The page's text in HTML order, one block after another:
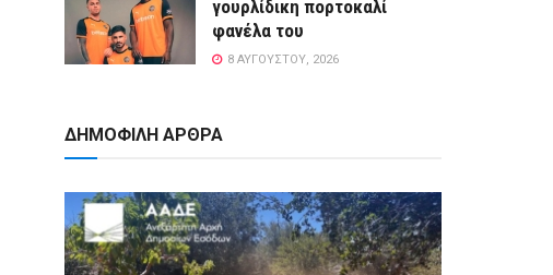
γουρλίδικη πορτοκαλί
φανέλα του
8 ΑΥΓΟΎΣΤΟΥ, 2026
ΔΗΜΟΦΙΛΗ ΑΡΘΡΑ